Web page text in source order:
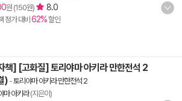
원 (150원) 8.0
정가 대비 62%할인
책] [고화질] 토리야마 아키라 만한전석 2
) -토리야마 아키라 만한전석 2
마 아키라(지은이)